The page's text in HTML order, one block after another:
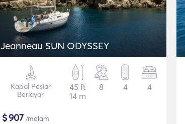
Jeanneau SUN ODYSSEY
Kapal Pesiar
Berlayar
45 ft
14 m
8 4 4
$907 /malam